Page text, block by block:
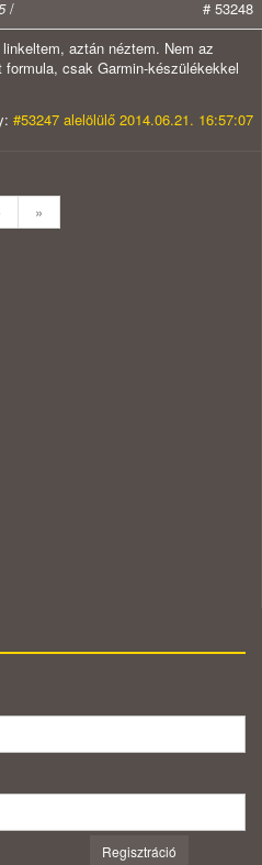
/
# 53248
aztán néztem. Nem az
formula, csak Garmin-készülékekkel
#53247 alelölülő 2014.06.21. 16:57:07
»
Regisztráció